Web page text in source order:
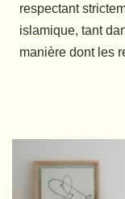
respectant
islamique, tant
manière dont les